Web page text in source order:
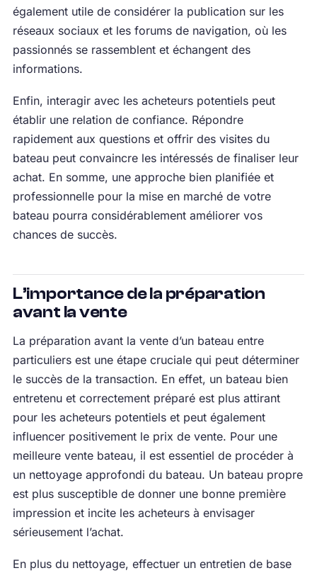
également utile de considérer la publication sur les
réseaux sociaux et les forums de navigation, où les
passionnés se rassemblent et échangent des
informations.
Enfin, interagir avec les acheteurs potentiels peut
établir une relation de confiance. Répondre
rapidement aux questions et offrir des visites du
bateau peut convaincre les intéressés de finaliser leur
achat. En somme, une approche bien planifiée et
professionnelle pour la mise en marché de votre
bateau pourra considérablement améliorer vos
chances de succès.
L’importance de la préparation
avant la vente
La préparation avant la vente d’un bateau entre
particuliers est une étape cruciale qui peut déterminer
le succès de la transaction. En effet, un bateau bien
entretenu et correctement préparé est plus attirant
pour les acheteurs potentiels et peut également
influencer positivement le prix de vente. Pour une
meilleure vente bateau, il est essentiel de procéder à
un nettoyage approfondi du bateau. Un bateau propre
est plus susceptible de donner une bonne première
impression et incite les acheteurs à envisager
sérieusement l’achat.
En plus du nettoyage, effectuer un entretien de base